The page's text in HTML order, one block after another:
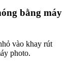
bằng máy
vào khay rút
photo.